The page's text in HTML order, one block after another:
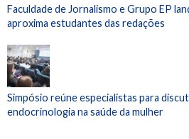
Faculdade de Jornalismo e Grupo EP
aproxima estudantes das redações
Simpósio reúne especialistas para
endocrinologia na saúde da mulher